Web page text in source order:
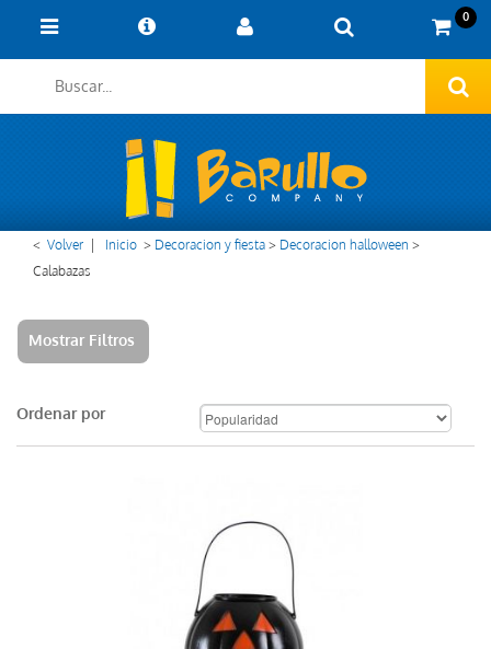
0
< Volver Inicio > Decoracion y fiesta> Decoracion halloween >
Calabazas
Mostrar Filtros
Ordenar por